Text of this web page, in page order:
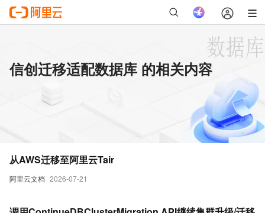
信创迁移适配数据库 的相关内容
阿里云文档 2026-07-21
从AWS迁移至阿里云Tair